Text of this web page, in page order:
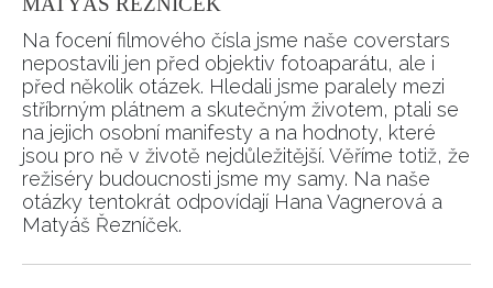
Na focení filmového čísla jsme naše coverstars
nepostavili jen před objektiv fotoaparátu, ale i
před několik otázek. Hledali jsme paralely mezi
stříbrným plátnem a skutečným životem, ptali se
na jejich osobní manifesty a na hodnoty, které
jsou pro ně v životě nejdůležitější. Věříme totiž, že
režiséry budoucnosti jsme my samy. Na naše
otázky tentokrát odpovídají Hana Vagnerová a
Matyáš Řezníček.